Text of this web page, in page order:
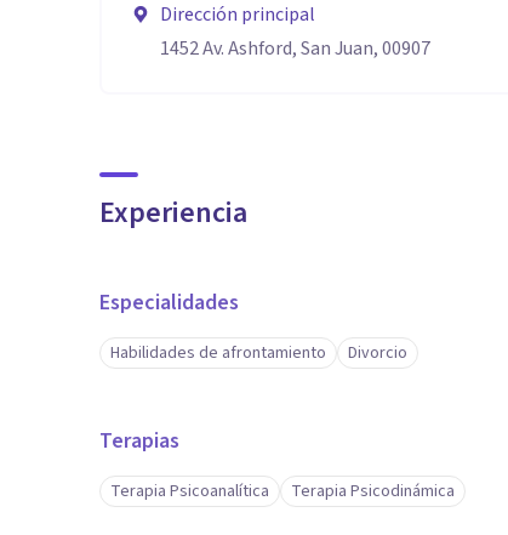
Dirección principal
1452 Av. Ashford, San Juan, 00907
Experiencia
Especialidades
Habilidades de afrontamiento Divorcio
Terapias
Terapia Psicoanalítica Terapia Psicodinámica